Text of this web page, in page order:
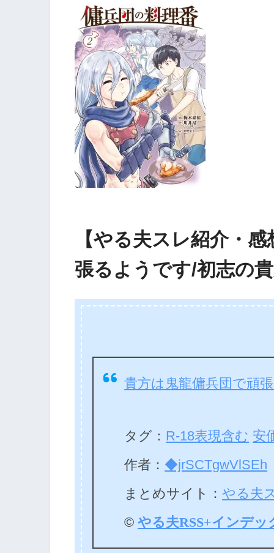
【やる夫スレ紹介・
張るようです/初志の
貴方は鬼龍傭兵団で頑
タグ： R-18表現含む 安
作者： ◆jrSCTgwVlSEh
まとめサイト：やる夫
©やる夫RSS+インデッ